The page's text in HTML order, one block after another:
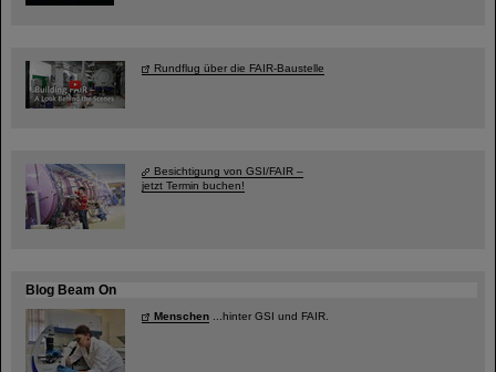
Rundflug über die FAIR-Baustelle
Besichtigung von GSI/FAIR –
jetzt Termin buchen!
Blog Beam On
Menschen ...hinter GSI und FAIR.